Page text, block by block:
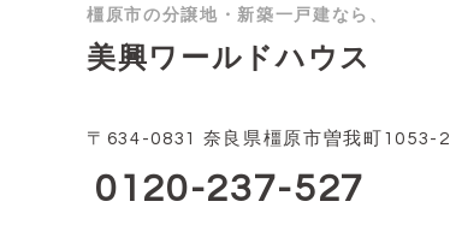
橿原市の分譲地・新築一戸建なら、
美興ワールドハウス
〒634-0831 奈良県橿原市曽我町1053-2
0120-237-527